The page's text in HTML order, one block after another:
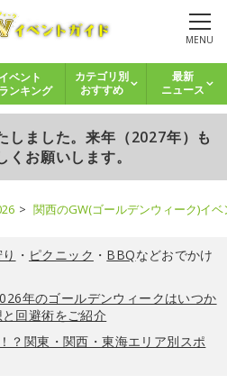
MENU
イベント
ランキング
カテゴリ別
おすすめ
最新
ニュース
しました。来年（2027年）も
くお願いします。
関西のGW(ゴールデンウィーク)イ
・ ピクニック ・ BBQなどおでかけ
年のゴールデンウィークはいつか
回避術をご紹介
？関東・関西・東海エリア別スポ